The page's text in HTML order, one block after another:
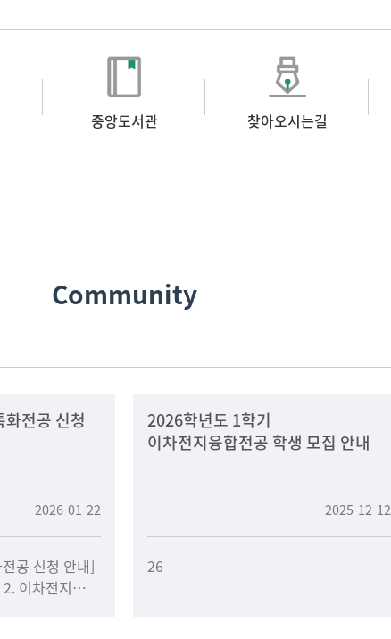
중앙도서관 찾아오시는길
Community
전공 신청
2026-01-22
공 신청 안내]
이차전지
2026학년도 1학기
이차전지융합전공 학생 모집 안내
2025-12-12
26